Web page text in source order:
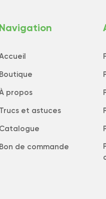
Navigation
Boutique
propos
Trucs et astuces
Catalogue
Bon de commande